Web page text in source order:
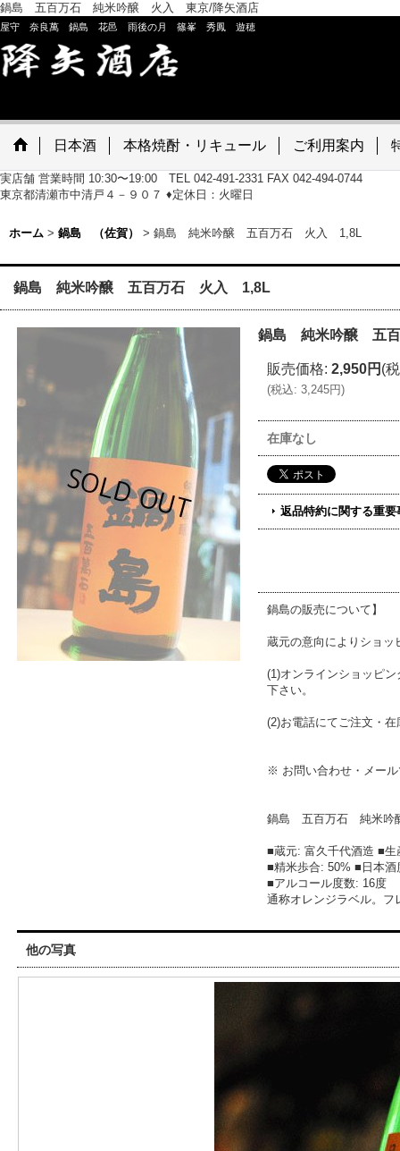
鍋島 五百万石 純米吟醸 火入 東京/降矢酒店
屋守 奈良萬 鍋島 花邑 雨後の月 篠峯 秀鳳 遊穂
日本酒 本格焼酎・リキュール ご利用案内
実店舗 営業時間 10:30〜19:00 TEL 042-491-2331 FAX 042-494-0744
東京都清瀬市中清戸４－９０７ ♦定休日：火曜日
ホーム > 鍋島 （佐賀） > 鍋島 純米吟醸 五百万石 火入 1,8L
鍋島 純米吟醸 五百万石 火入 1,8L
鍋島 純米吟醸 五
販売価格: 2,950円 (
(税込: 3,245円)
在庫なし
返品特約に関する重要
鍋島の販売について】
蔵元の意向によりショッ
(1)オンラインショッピ
下さい。
(2)お電話にてご注文・
※ お問い合わせ・メー
鍋島 五百万石 純米吟
■蔵元: 富久千代酒造 ■
■精米歩合: 50% ■日本
■アルコール度数: 16度
通称オレンジラベル。フ
他の写真